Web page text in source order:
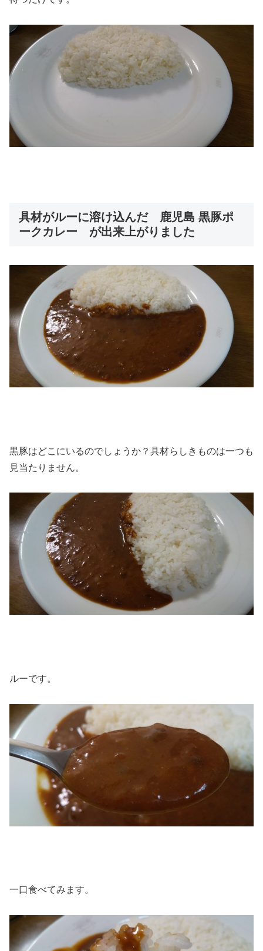
具材がルーに溶け込んだ 鹿児島 黒豚ポ
ークカレー が出来上がりました
黒豚はどこにいるのでしょうか？具材らしきものは一つも
見当たりません。
ルーです。
一口食べてみます。